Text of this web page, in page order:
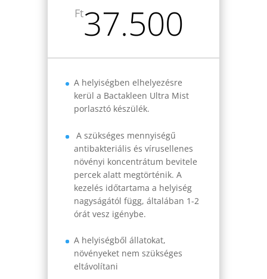
Ft37.500
A helyiségben elhelyezésre
kerül a Bactakleen Ultra Mist
porlasztó készülék.
A szükséges mennyiségű
antibakteriális és vírusellenes
növényi koncentrátum bevitele
percek alatt megtörténik. A
kezelés időtartama a helyiség
nagyságától függ, általában 1-2
órát vesz igénybe.
A helyiségből állatokat,
növényeket nem szükséges
eltávolítani